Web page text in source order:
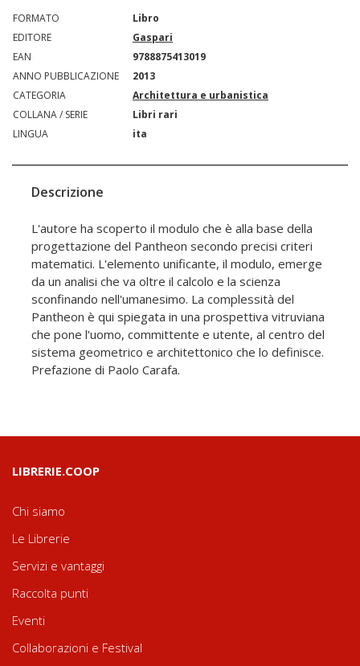
FORMATO
Libro
EDITORE
Gaspari
EAN
9788875413019
ANNO PUBBLICAZIONE
2013
CATEGORIA
Architettura e urbanistica
COLLANA / SERIE
Libri rari
LINGUA
ita
Descrizione
L'autore ha scoperto il modulo che è alla base della
progettazione del Pantheon secondo precisi criteri
matematici. L'elemento unificante, il modulo, emerge
da un analisi che va oltre il calcolo e la scienza
sconfinando nell'umanesimo. La complessità del
Pantheon è qui spiegata in una prospettiva vitruviana
che pone l'uomo, committente e utente, al centro del
sistema geometrico e architettonico che lo definisce.
Prefazione di Paolo Carafa.
LIBRERIE.COOP
Chi siamo
Le Librerie
Servizi e vantaggi
Raccolta punti
Eventi
Collaborazioni e Festival